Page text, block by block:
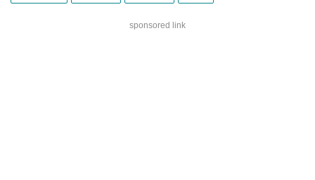
sponsored link